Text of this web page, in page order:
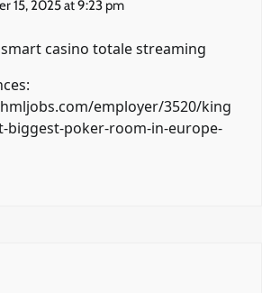
15, 2025 at 9:23 pm
casino totale streaming
employer/3520/king
biggest-poker-room-in-europe-